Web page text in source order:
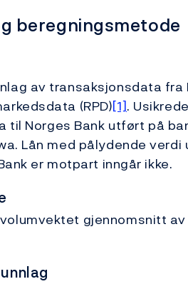
beregningsmetode
av transaksjonsdata fra
(RPD)[1].
Norges Bank utført på
Lån med pålydende verdi
er motpart inngår ikke.
gjennomsnitt